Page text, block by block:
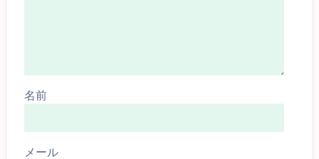
名前
メール